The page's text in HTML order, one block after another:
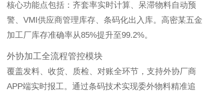
核心功能点包括：齐套率实时计算、呆滞物料自动预
警、VMI供应商管理库存、条码化出入库。高密某五金
加工厂库存准确率从85%提升至99.2%。
外协加工全流程管控模块
覆盖发料、收货、质检、对账全环节，支持外协厂商
APP端实时报工。通过条码技术实现委外物料精准追